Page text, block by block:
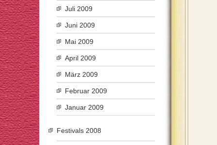
Juli 2009
Juni 2009
Mai 2009
April 2009
März 2009
Februar 2009
Januar 2009
Festivals 2008